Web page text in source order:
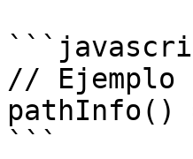
// Ejemplo
pathInfo() =
```